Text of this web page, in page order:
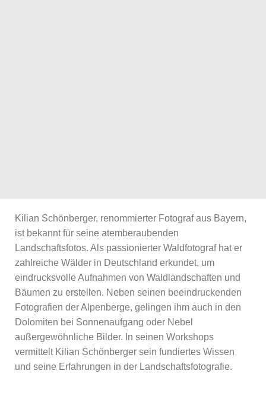
Kilian Schönberger, renommierter Fotograf aus Bayern,
ist bekannt für seine atemberaubenden
Landschaftsfotos. Als passionierter Waldfotograf hat er
zahlreiche Wälder in Deutschland erkundet, um
eindrucksvolle Aufnahmen von Waldlandschaften und
Bäumen zu erstellen. Neben seinen beeindruckenden
Fotografien der Alpenberge, gelingen ihm auch in den
Dolomiten bei Sonnenaufgang oder Nebel
außergewöhnliche Bilder. In seinen Workshops
vermittelt Kilian Schönberger sein fundiertes Wissen
und seine Erfahrungen in der Landschaftsfotografie.